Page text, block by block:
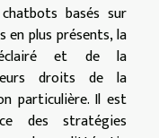
basés sur
en plus présents, la
éclairé et de la
droits de la
particulière. Il est
des stratégies